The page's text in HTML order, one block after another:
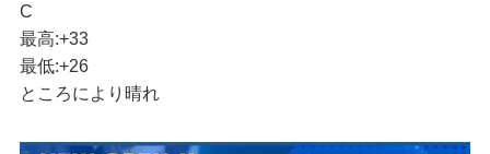
C
最高:+33
最低:+26
ところにより晴れ